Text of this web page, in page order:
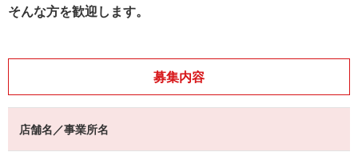
そんな方を歓迎します。
募集内容
店舗名／事業所名